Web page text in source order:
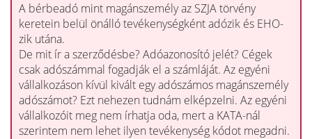
A bérbeadó mint magánszemély az SZJA törvény
keretein belül önálló tevékenységként adózik és EHO-
zik utána.
De mit ír a szerződésbe? Adóazonosító jelét? Cégek
csak adószámmal fogadják el a számláját. Az egyéni
vállalkozáson kívül kivált egy adószámos magánszemély
adószámot? Ezt nehezen tudnám elképzelni. Az egyéni
vállalkozóit meg nem írhatja oda, mert a KATA-nál
szerintem nem lehet ilyen tevékenység kódot megadni.